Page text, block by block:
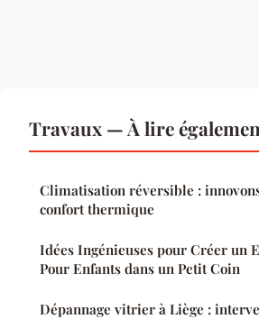
Travaux — À lire
Climatisation réversible :
confort thermique
Idées Ingénieuses pour Créer un
Pour Enfants dans un Petit Coin
Dépannage vitrier à Liège :